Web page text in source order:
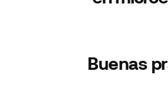
Buenas